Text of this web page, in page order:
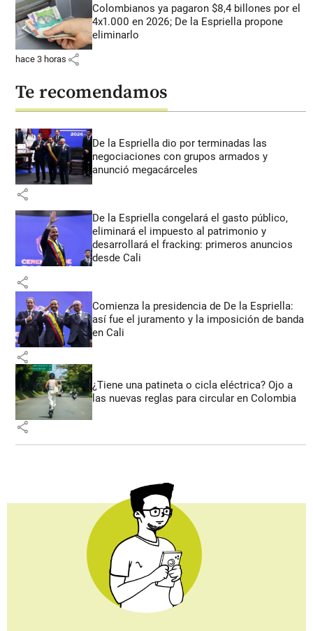
Colombianos ya pagaron $8,4 billones por el
4x1.000 en 2026; De la Espriella propone
eliminarlo
hace 3 horas share
Te recomendamos
De la Espriella dio por terminadas las
negociaciones con grupos armados y
anunció megacárceles
share
De la Espriella congelará el gasto público,
eliminará el impuesto al patrimonio y
desarrollará el fracking: primeros anuncios
desde Cali
share
Comienza la presidencia de De la Espriella:
así fue el juramento y la imposición de banda
en Cali
share
¿Tiene una patineta o cicla eléctrica? Ojo a
las nuevas reglas para circular en Colombia
share